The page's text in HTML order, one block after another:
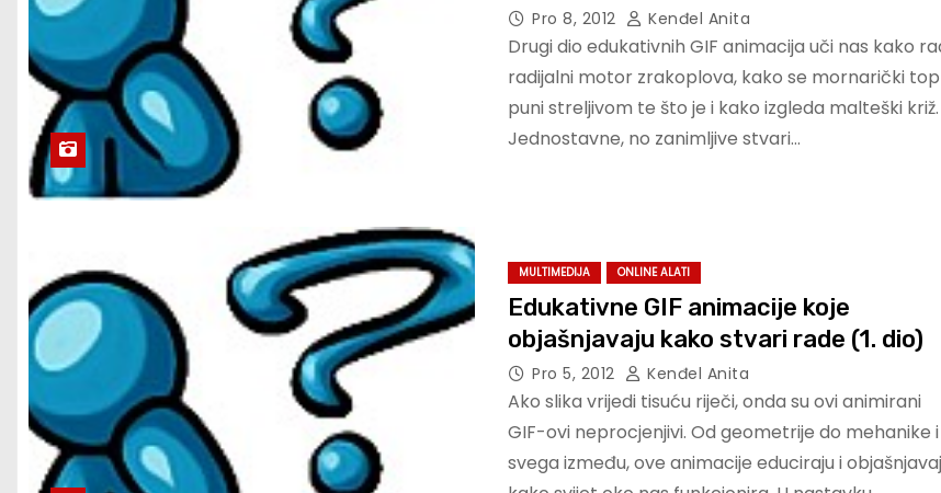
Pro 8, 2012 Kenđel Anita
Drugi dio edukativnih GIF animacija uči nas kako
radijalni motor zrakoplova, kako se mornarički top
puni streljivom te što je i kako izgleda malteški križ.
Jednostavne, no zanimljive stvari…
MULTIMEDIJA ONLINE ALATI
Edukativne GIF animacije koje
objašnjavaju kako stvari rade (1. dio)
Pro 5, 2012 Kenđel Anita
Ako slika vrijedi tisuću riječi, onda su ovi animirani
GIF-ovi neprocjenjivi. Od geometrije do mehanike i
svega između, ove animacije educiraju i